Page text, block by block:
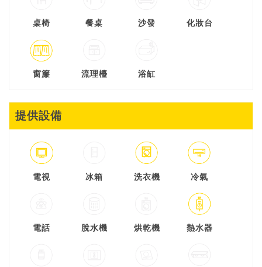
桌椅 餐桌 沙發 化妝台
窗簾 流理檯 浴缸
提供設備
電視 冰箱 洗衣機 冷氣
電話 脫水機 烘乾機 熱水器